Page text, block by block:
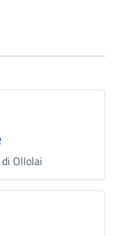
Ollolai